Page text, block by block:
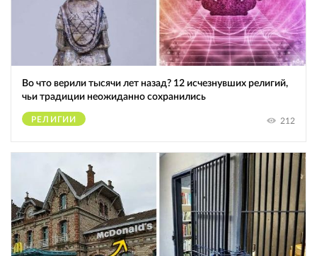
Во что верили тысячи лет назад? 12 исчезнувших религий,
чьи традиции неожиданно сохранились
РЕЛИГИИ 212